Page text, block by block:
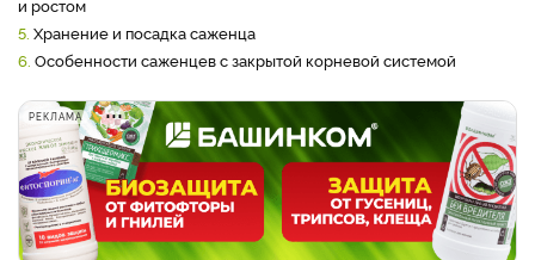
и ростом
5. Хранение и посадка саженца
6. Особенности саженцев с закрытой корневой системой
РЕКЛАМА